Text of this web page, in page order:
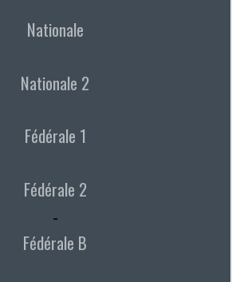
Nationale
Nationale 2
Fédérale 1
Fédérale 2
-
Fédérale B